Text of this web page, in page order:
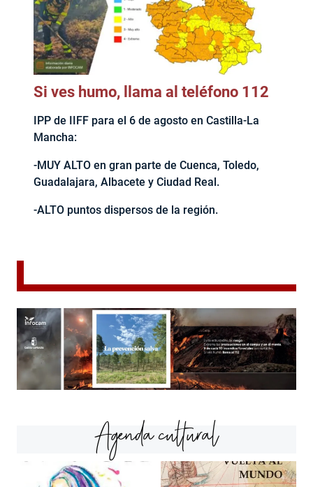
Si ves humo, llama al teléfono 112
IPP de IIFF para el 6 de agosto en Castilla-La
Mancha:
-MUY ALTO en gran parte de Cuenca, Toledo,
Guadalajara, Albacete y Ciudad Real.
-ALTO puntos dispersos de la región.
Agenda cultural